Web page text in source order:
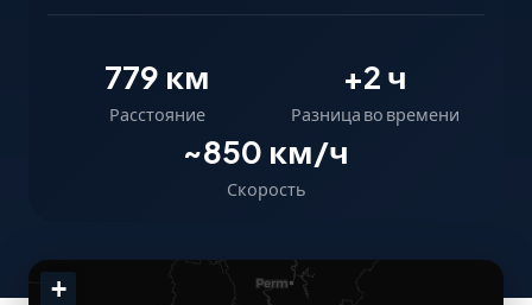
779 км
Расстояние
+2 ч
Разница во времени
~850 км/ч
Скорость
+